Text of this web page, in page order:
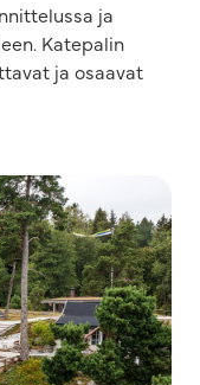
ja
Katepalin
ja osaavat